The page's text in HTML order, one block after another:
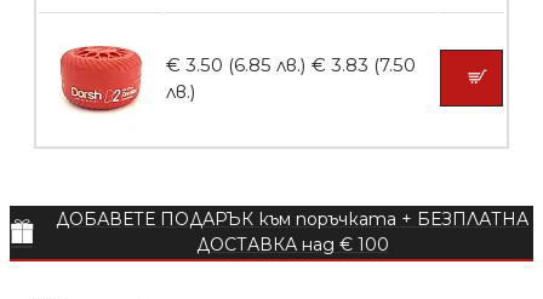
Пила за нокти
€ 3.50 (6.85 лв.) € 3.83 (7.50
лв.)
ДОБАВЕТЕ ПОДАРЪК към поръчката + БЕЗПЛАТНА
ДОСТАВКА над € 100